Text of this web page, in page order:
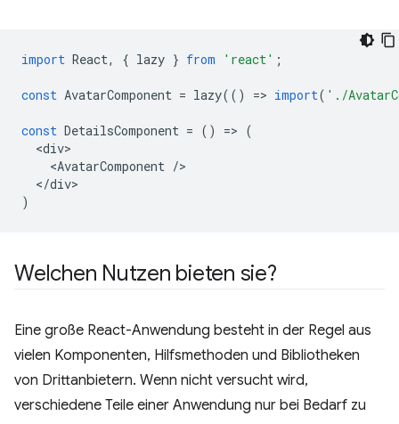
import React, { lazy } from 'react' ;
const AvatarComponent = lazy(() => import( './
const DetailsComponent = () => (
<div
<AvatarComponent /
</div
)
Welchen Nutzen bieten sie?
Eine große React-Anwendung besteht in der Regel aus
vielen Komponenten, Hilfsmethoden und Bibliotheken
von Drittanbietern. Wenn nicht versucht wird,
verschiedene Teile einer Anwendung nur bei Bedarf zu